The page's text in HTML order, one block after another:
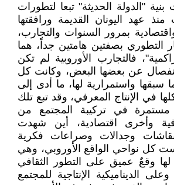
"الدولة الحديثة" تبعا لتطورات
منذ عهد اليونان القديمة ورافقتها
بمرور السنوات والتجارب،
التطوري بصفتين هامتين جداً، هما
فالتجارب الأوروبية لم تكن
عن بعضها البعض، وكانت كل
سبقها واستمرارية لها، ما أدى إلى
في الإنتاج المعرفي، وقد تبع تلك
مستمرة في تركيبة المجتمع من
وأخرى اقتصادية، أين شهدت
نقاشات وجدالات وصراعات فكرية
كل نواحي الواقع الأوروبي، وهي
لها وقعٌ عميق على التطور الثقافي
الديناميكية الإنتاجية للمجتمع